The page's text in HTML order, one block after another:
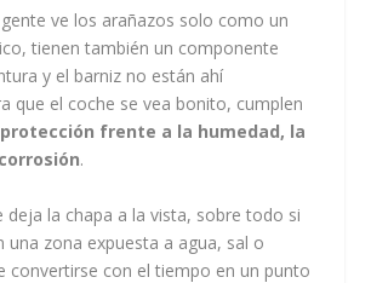
ve los arañazos solo como un
tienen también un componente
y el barniz no están ahí
que el coche se vea bonito, cumplen
protección frente a la humedad, la
.
deja la chapa a la vista, sobre todo si
una zona expuesta a agua, sal o
convertirse con el tiempo en un punto